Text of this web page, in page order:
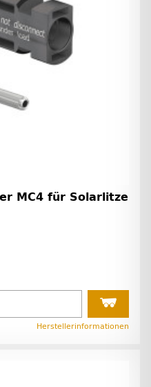
MC4 für Solarlitze
Herstellerinformationen